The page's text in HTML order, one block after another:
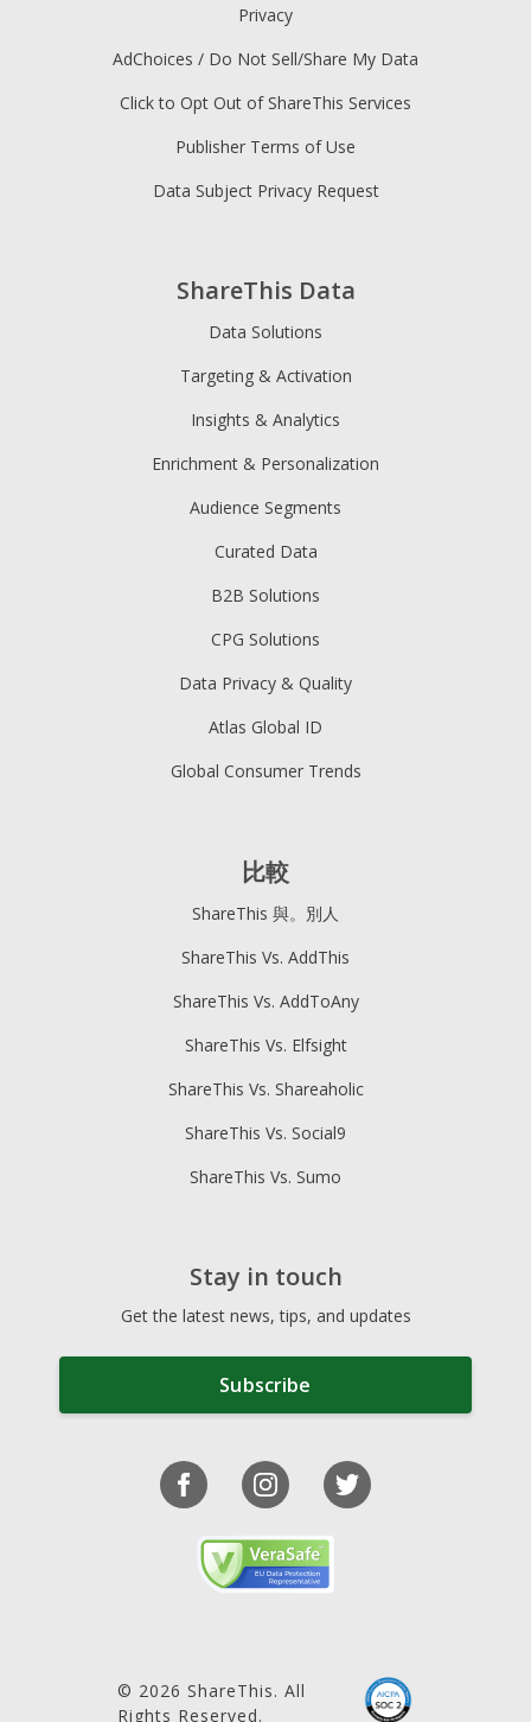
ShareThis Data
Data Solutions
Targeting & Activation
Insights & Analytics
Enrichment & Personalization
Audience Segments
Curated Data
B2B Solutions
CPG Solutions
Data Privacy & Quality
Atlas Global ID
Global Consumer Trends
Privacy
AdChoices / Do Not Sell/Share My Data
Click to Opt Out of ShareThis Services
Publisher Terms of Use
Data Subject Privacy Request
比較
ShareThis 與。別人
ShareThis Vs. AddThis
ShareThis Vs. AddToAny
ShareThis Vs. Elfsight
ShareThis Vs. Shareaholic
ShareThis Vs. Social9
ShareThis Vs. Sumo
Stay in touch
Get the latest news, tips, and updates
Subscribe
© 2026 ShareThis. All
Rights Reserved.